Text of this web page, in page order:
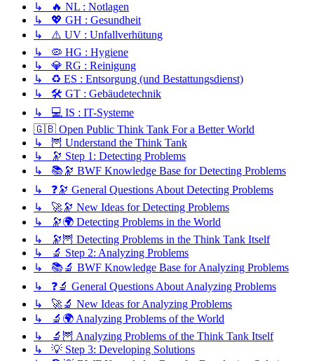
↳ 🔥 NL : Notlagen
↳ 💖 GH : Gesundheit
↳ ⚠️ UV : Unfallverhütung
↳ 🦠 HG : Hygiene
↳ 💎 RG : Reinigung
↳ ♻️ ES : Entsorgung (und Bestattungsdienst)
↳ 🛠️ GT : Gebäudetechnik
↳ 💻 IS : IT-Systeme
🇬🇧 Open Public Think Tank For a Better World
↳ 🦉 Understand the Think Tank
↳ 🔭 Step 1: Detecting Problems
↳ 📚🔭 BWF Knowledge Base for Detecting Problems
↳ ❓🔭 General Questions About Detecting Problems
↳ 🚀🔭 New Ideas for Detecting Problems
↳ 🔭🌍 Detecting Problems in the World
↳ 🔭🦉 Detecting Problems in the Think Tank Itself
↳ 🔬 Step 2: Analyzing Problems
↳ 📚🔬 BWF Knowledge Base for Analyzing Problems
↳ ❓🔬 General Questions About Analyzing Problems
↳ 🚀🔬 New Ideas for Analyzing Problems
↳ 🔬🌍 Analyzing Problems of the World
↳ 🔬🦉 Analyzing Problems of the Think Tank Itself
↳ 💡 Step 3: Developing Solutions